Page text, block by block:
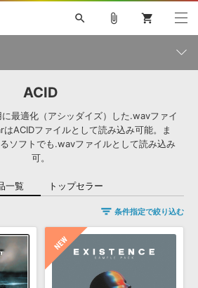
クト »
»
音楽カード 製作サービス
search
・レン V4X
TOONTRACK
SPITFIRE AUDIO
3 SERUM
ライセンスフリーBGM
う
ボーカル抜き出し
DUBSTEP
SONOCA
サンプルパック
ル DAW 効果音 BGM
attach_file shopping_cart
ACID
最適化（アシッダイズ）した.wavファイ
ACIDファイルとして読み込み可能。ま
ソフトでも.wavファイルとして読み込み
可。
一覧 トップセラー
条件指定で絞り込む